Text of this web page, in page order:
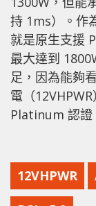
持 1ms）。作
就是原生支援
最大達到
足，因為能夠
電（
Platinum 認證
12VHPWR